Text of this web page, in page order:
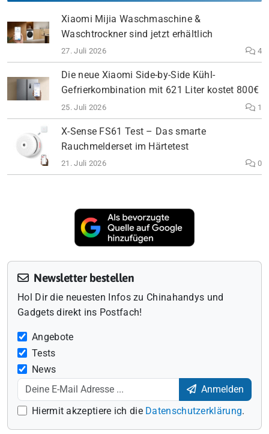
Xiaomi Mijia Waschmaschine &
Waschtrockner sind jetzt erhältlich
27. Juli 2026 4
Die neue Xiaomi Side-by-Side Kühl-
Gefrierkombination mit 621 Liter kostet 800€
25. Juli 2026 1
X-Sense FS61 Test – Das smarte
Rauchmelderset im Härtetest
21. Juli 2026 0
Newsletter bestellen
Hol Dir die neuesten Infos zu Chinahandys und
Gadgets direkt ins Postfach!
Angebote
Tests
News
Anmelden
Hiermit akzeptiere ich die Datenschutzerklärung.